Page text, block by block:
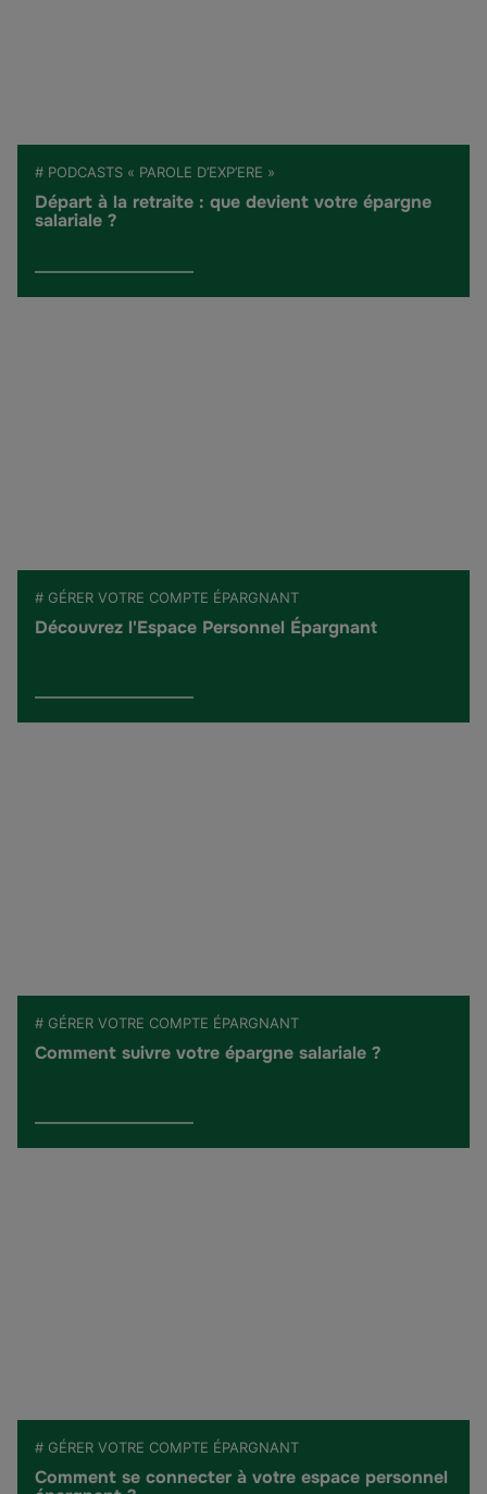
# PODCASTS « PAROLE D’EXP’ERE »
Départ à la retraite : que devient votre épargne
salariale ?
# GÉRER VOTRE COMPTE ÉPARGNANT
Découvrez l'Espace Personnel Épargnant
# GÉRER VOTRE COMPTE ÉPARGNANT
Comment suivre votre épargne salariale ?
# GÉRER VOTRE COMPTE ÉPARGNANT
Comment se connecter à votre espace personnel